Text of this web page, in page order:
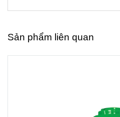
Sản phẩm liên quan